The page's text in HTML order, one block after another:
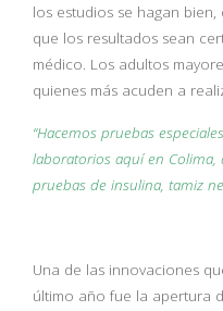
los estudios se hagan
que los resultados sean
médico. Los adultos
quienes más acuden a
“Hacemos pruebas
laboratorios aquí en
pruebas de insulina, tamiz
Una de las innovaciones
último año fue la apertura